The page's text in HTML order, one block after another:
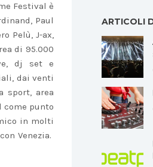
Festival è
Paul
Pelù, J-ax,
di 95.000
dj set e
dai venti
sport, area
come punto
in molti
Venezia.
ARTICOLI